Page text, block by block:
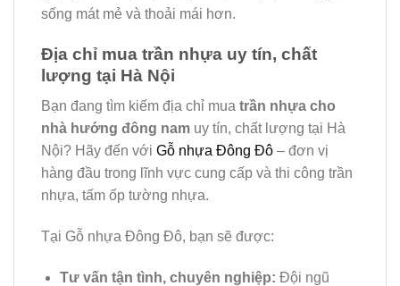
sống mát mẻ và thoải mái hơn.
Địa chỉ mua trần nhựa uy tín, chất
lượng tại Hà Nội
Bạn đang tìm kiếm địa chỉ mua trần nhựa cho
nhà hướng đông nam uy tín, chất lượng tại Hà
Nội? Hãy đến với Gỗ nhựa Đông Đô – đơn vị
hàng đầu trong lĩnh vực cung cấp và thi công trần
nhựa, tấm ốp tường nhựa.
Tại Gỗ nhựa Đông Đô, bạn sẽ được:
Tư vấn tận tình, chuyên nghiệp: Đội ngũ